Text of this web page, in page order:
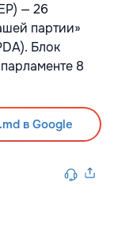
— 26
партии»
Блок
8
в Google